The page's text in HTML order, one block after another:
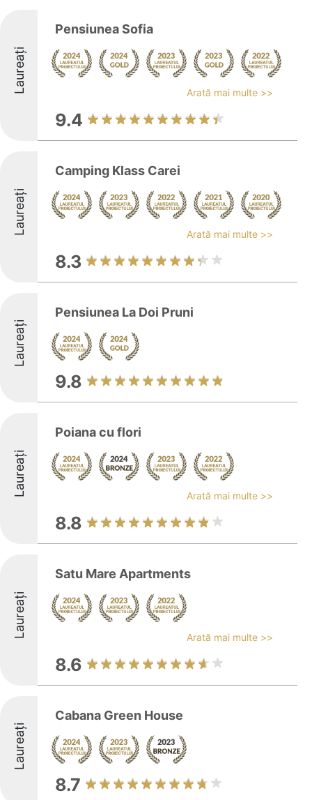
Laureați
Pensiunea Sofia
Arată mai multe >>
9.4
Laureați
Camping Klass Carei
Arată mai multe >>
8.3
Laureați
Pensiunea La Doi Pruni
9.8
Laureați
Poiana cu flori
Arată mai multe >>
8.8
Laureați
Satu Mare Apartments
Arată mai multe >>
8.6
Laureați
Cabana Green House
8.7